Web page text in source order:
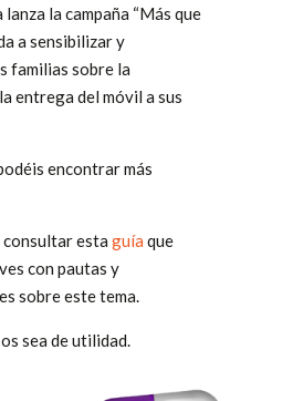
lanza la campaña “Más que
a sensibilizar y
familias sobre la
entrega del móvil a sus
encontrar más
consultar esta guía que
con pautas y
sobre este tema.
sea de utilidad.